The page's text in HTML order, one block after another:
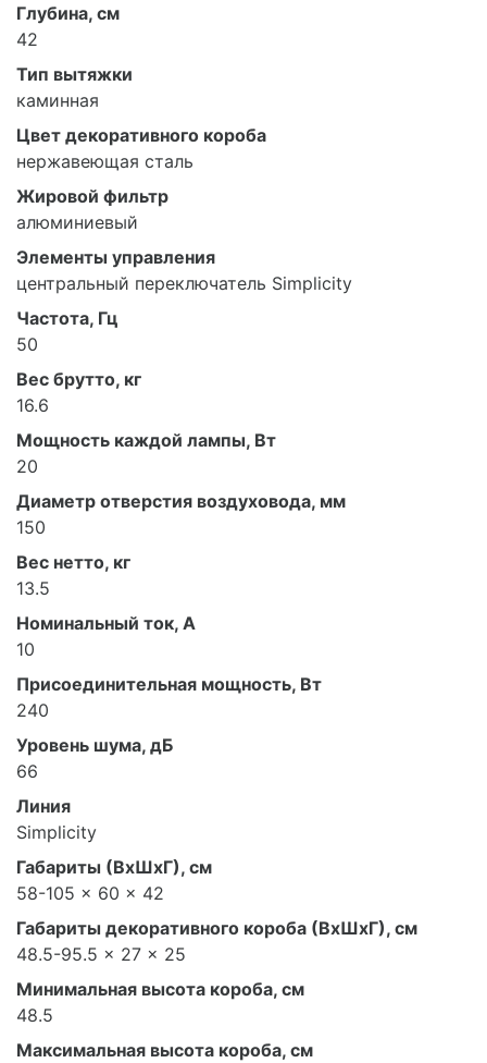
Глубина, см
42
Тип вытяжки
каминная
Цвет декоративного короба
нержавеющая сталь
Жировой фильтр
алюминиевый
Элементы управления
центральный переключатель Simplicity
Частота, Гц
50
Вес брутто, кг
16.6
Мощность каждой лампы, Вт
20
Диаметр отверстия воздуховода, мм
150
Вес нетто, кг
13.5
Номинальный ток, А
10
Присоединительная мощность, Вт
240
Уровень шума, дБ
66
Линия
Simplicity
Габариты (ВхШхГ), см
58-105 x 60 x 42
Габариты декоративного короба (ВхШхГ), см
48.5-95.5 x 27 x 25
Минимальная высота короба, см
48.5
Максимальная высота короба, см